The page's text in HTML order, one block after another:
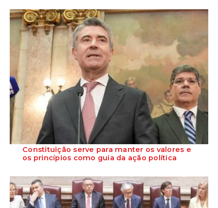
considerou que a pena acessória d...
Constituição serve para manter os valores e
os princípios como guia da ação política
mensagem do Presidente da República ...